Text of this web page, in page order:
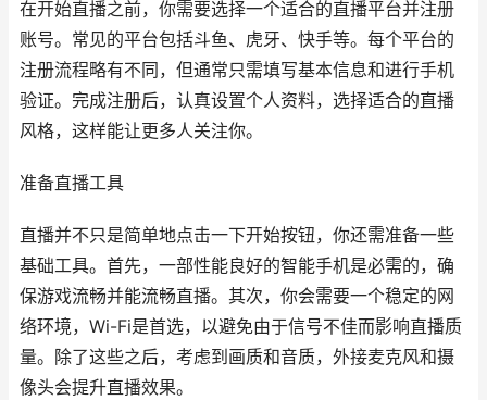
在开始直播之前，你需要选择一个适合的直播平台并注册
账号。常见的平台包括斗鱼、虎牙、快手等。每个平台的
注册流程略有不同，但通常只需填写基本信息和进行手机
验证。完成注册后，认真设置个人资料，选择适合的直播
风格，这样能让更多人关注你。
准备直播工具
直播并不只是简单地点击一下开始按钮，你还需准备一些
基础工具。首先，一部性能良好的智能手机是必需的，确
保游戏流畅并能流畅直播。其次，你会需要一个稳定的网
络环境，Wi-Fi是首选，以避免由于信号不佳而影响直播质
量。除了这些之后，考虑到画质和音质，外接麦克风和摄
像头会提升直播效果。